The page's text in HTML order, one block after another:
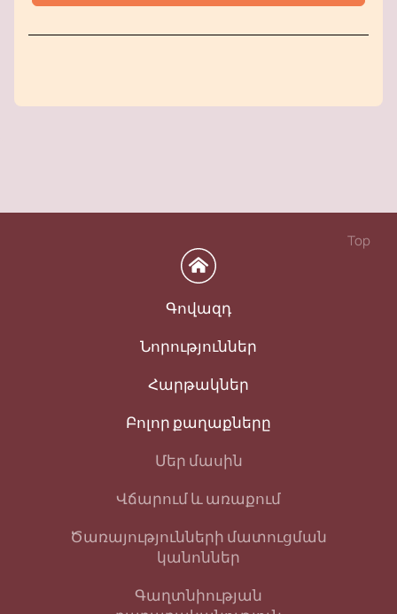
Top
Գովազդ
Նորություններ
Հարթակներ
Բոլոր քաղաքները
Մեր մասին
Վճարում և առաքում
Ծառայությունների մատուցման
կանոններ
Գաղտնիության